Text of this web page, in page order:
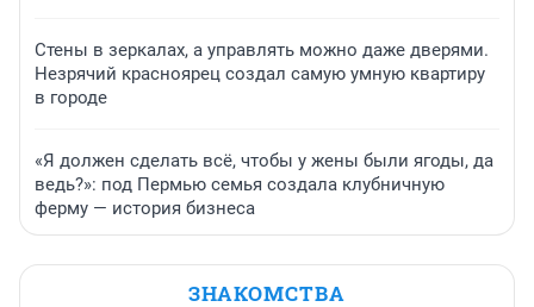
Стены в зеркалах, а управлять можно даже дверями.
Незрячий красноярец создал самую умную квартиру
в городе
«Я должен сделать всё, чтобы у жены были ягоды, да
ведь?»: под Пермью семья создала клубничную
ферму — история бизнеса
ЗНАКОМСТВА